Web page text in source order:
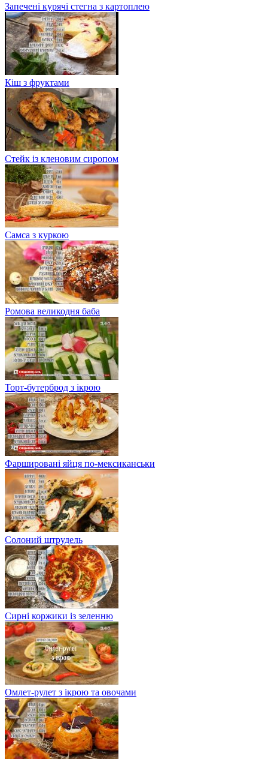
Запечені курячі стегна з картоплею
Кіш з фруктами
Стейк із кленовим сиропом
Самса з куркою
Ромова великодня баба
Торт-бутерброд з ікрою
Фаршировані яйця по-мексиканськи
Солоний штрудель
Сирні коржики із зеленню
Омлет-рулет з ікрою та овочами